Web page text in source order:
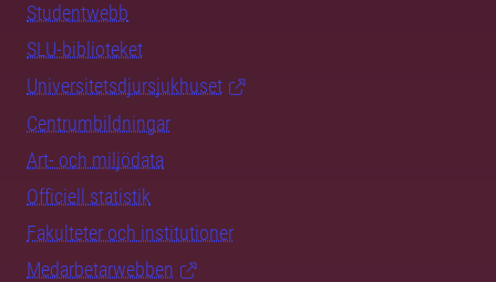
Studentwebb
SLU-biblioteket
Universitetsdjursjukhuset
Centrumbildningar
Art- och miljödata
Officiell statistik
Fakulteter och institutioner
Medarbetarwebben